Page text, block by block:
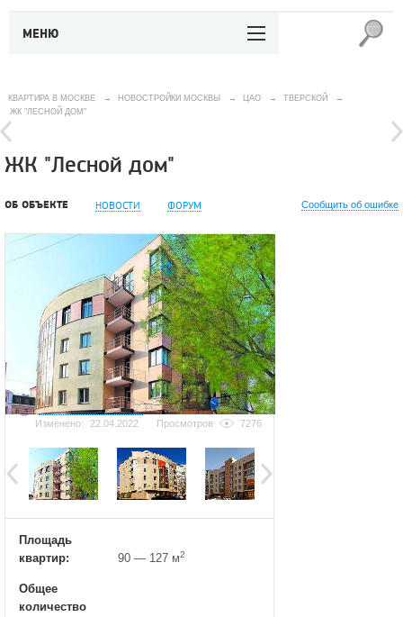
МЕНЮ
КВАРТИРА В МОСКВЕ → НОВОСТРОЙКИ МОСКВЫ → ЦАО → ТВЕРСКОЙ
→
ЖК "ЛЕСНОЙ ДОМ"
ЖК "Лесной дом"
ОБ ОБЪЕКТЕ НОВОСТИ ФОРУМ Сообщить об ошибке
Добавить фотографию
Изменено:
22.04.2022 Просмотров 7276
Площадь
квартир:
90 — 127 м2
Общее
количество